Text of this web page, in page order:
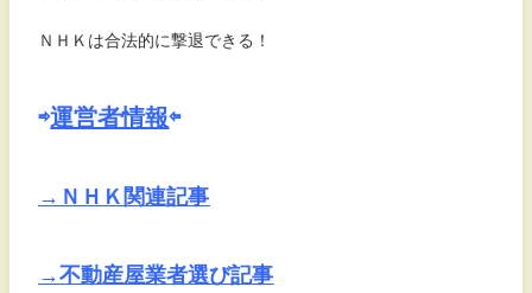
ＮＨＫは合法的に撃退できる！
⇨運営者情報⇦
→ＮＨＫ関連記事
→不動産屋業者選び記事